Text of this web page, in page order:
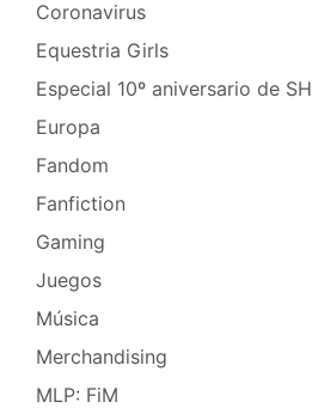
Coronavirus
Equestria Girls
Especial 10º aniversario de SH
Europa
Fandom
Fanfiction
Gaming
Juegos
Música
Merchandising
MLP: FiM